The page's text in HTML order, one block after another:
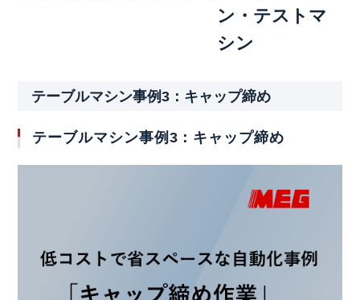
生産終了・後継機種
お問合わせ Language
ン・テストマ
シン
テーブルマシン事例3：キャップ締め
テーブルマシン事例3：キャップ締め